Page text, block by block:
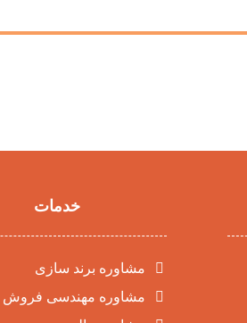
خدمات
مشاوره برند سازی
مشاوره مهندسی فروش